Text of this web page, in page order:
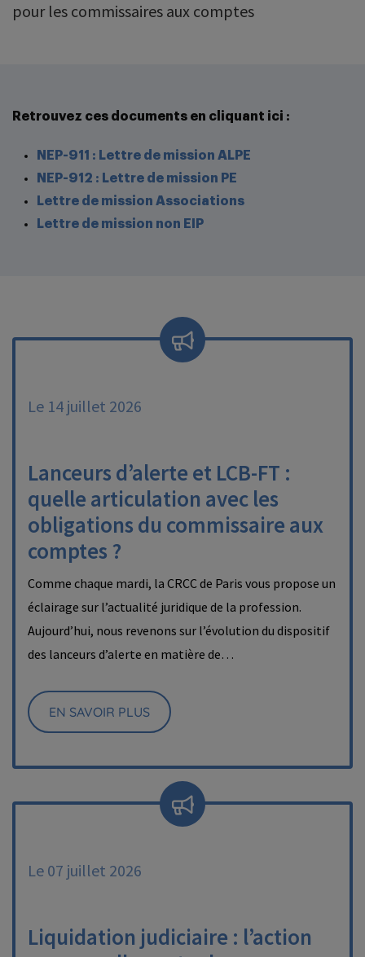
pour les commissaires aux comptes
Retrouvez ces documents en cliquant ici :
NEP-911 : Lettre de mission ALPE
NEP-912 : Lettre de mission PE
Lettre de mission Associations
Lettre de mission non EIP
Le 14 juillet 2026
Lanceurs d’alerte et LCB-FT :
quelle articulation avec les
obligations du commissaire aux
comptes ?
Comme chaque mardi, la CRCC de Paris vous propose un
éclairage sur l’actualité juridique de la profession.
Aujourd’hui, nous revenons sur l’évolution du dispositif
des lanceurs d’alerte en matière de…
EN SAVOIR PLUS
Le 07 juillet 2026
Liquidation judiciaire : l’action